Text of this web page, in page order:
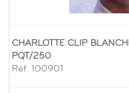
CHARLOTTE CLIP
PQT/250
Réf. 100901